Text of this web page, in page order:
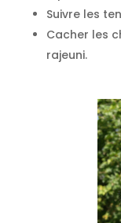
Suivre les
Cacher les
rajeuni.